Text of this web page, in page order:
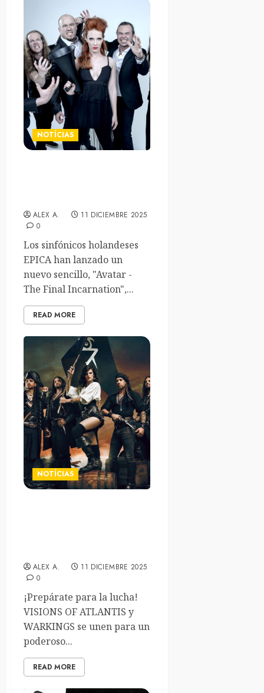
NOTÍCIAS
ALEX A.
11 DICIEMBRE 2025
0
Los sinfónicos holandeses
EPICA han lanzado un
nuevo sencillo, "Avatar -
The Final Incarnation",...
READ MORE
NOTÍCIAS
ALEX A.
11 DICIEMBRE 2025
0
¡Prepárate para la lucha!
VISIONS OF ATLANTIS y
WARKINGS se unen para un
poderoso...
READ MORE